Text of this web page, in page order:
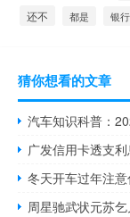
还不 都是 银行
猜你想看的文章
汽车知识科普：
广发信用卡透支利
冬天开车过年注意
周星驰武状元苏